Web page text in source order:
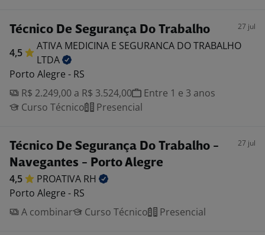
Técnico De Segurança Do Trabalho 27 jul
4,5
ATIVA MEDICINA E SEGURANCA DO TRABALHO
LTDA
Porto Alegre - RS
R$ 2.249,00 a R$ 3.524,00
Entre 1 e 3 anos
Curso Técnico
Presencial
Técnico De Segurança Do Trabalho -
Navegantes - Porto Alegre
27 jul
4,5 PROATIVA RH
Porto Alegre - RS
A combinar
Curso Técnico Presencial